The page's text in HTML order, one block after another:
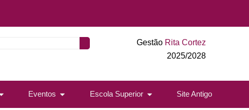
Gestão Rita Cortez
2025/2028
Eventos Escola Superior Site Antigo